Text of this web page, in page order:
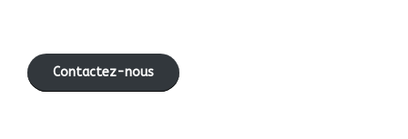
Contactez-nous